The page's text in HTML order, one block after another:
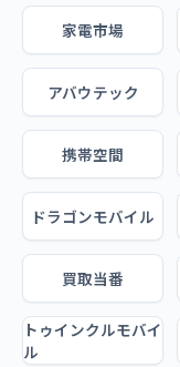
家電市場
アバウテック
携帯空間
ドラゴンモバイル
買取当番
トゥインクルモバイ
ル